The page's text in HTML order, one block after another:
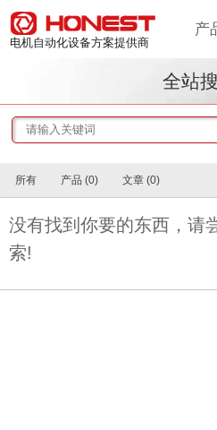
产
电机自动化设备方案提供商
全站
所有 产品 (0) 文章 (0)
没有找到你要的东西，请
索!